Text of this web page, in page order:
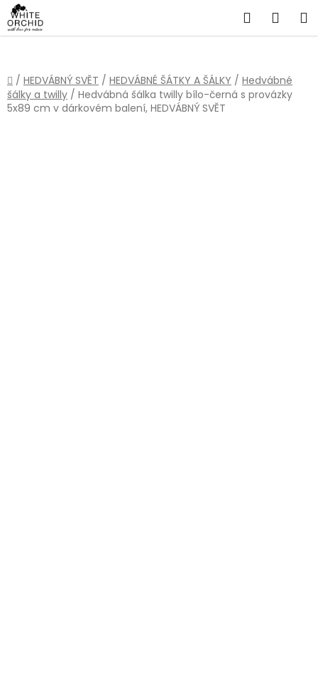
Přejít
na
obsah
Hledat
Domů
/ HEDVÁBNÝ SVĚT / HEDVÁBNÉ ŠÁTKY A ŠÁLKY / Hedvábné
šálky a twilly / Hedvábná šálka twilly bílo-černá s provázky
5x89 cm v dárkovém balení, HEDVÁBNÝ SVĚT